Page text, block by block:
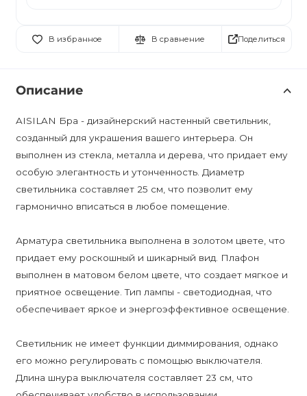
В избранное В сравнение Поделиться
Описание
AISILAN Бра - дизайнерский настенный светильник,
созданный для украшения вашего интерьера. Он
выполнен из стекла, металла и дерева, что придает ему
особую элегантность и утонченность. Диаметр
светильника составляет 25 см, что позволит ему
гармонично вписаться в любое помещение.
Арматура светильника выполнена в золотом цвете, что
придает ему роскошный и шикарный вид. Плафон
выполнен в матовом белом цвете, что создает мягкое и
приятное освещение. Тип лампы - светодиодная, что
обеспечивает яркое и энергоэффективное освещение.
Светильник не имеет функции диммирования, однако
его можно регулировать с помощью выключателя.
Длина шнура выключателя составляет 23 см, что